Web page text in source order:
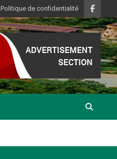
Politique de confidentialité